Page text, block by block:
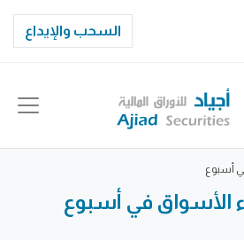
السحب والإيداع
أسبوع
الأسواق في أسبوع